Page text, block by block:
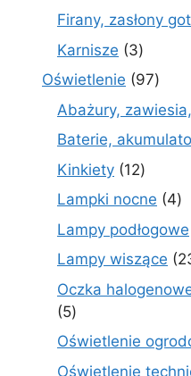
Firany, zasłony
Karnisze 33
produkty
Oświetlenie 9797
Abażury,
Baterie,
Kinkiety 1212
Lampki nocne 44
Lampy podłogowe
Lampy wiszące
Oczka
55
produktów
Oświetlenie
Oświetlenie